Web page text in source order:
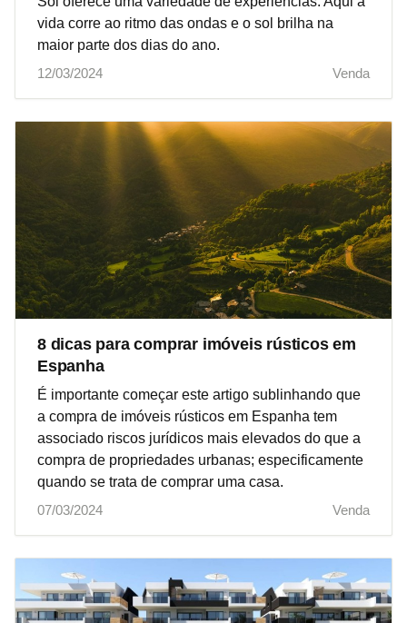
vida corre ao ritmo das ondas e o sol brilha na
maior parte dos dias do ano.
12/03/2024
Venda
8 dicas para comprar imóveis rústicos em
Espanha
É importante começar este artigo sublinhando que
a compra de imóveis rústicos em Espanha tem
associado riscos jurídicos mais elevados do que a
compra de propriedades urbanas; especificamente
quando se trata de comprar uma casa.
07/03/2024
Venda